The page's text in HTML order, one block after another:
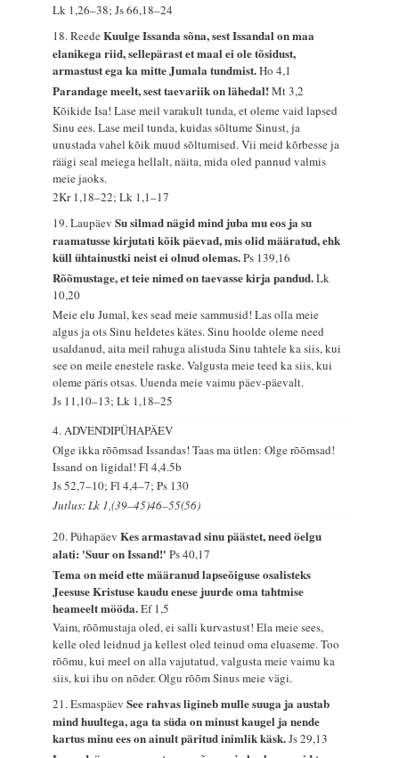
Lk 1,26–38; Js 66,18–24
18. ReedeKuulge Issanda sõna, sest Issandal on maa
elanikega riid, sellepärast et maal ei ole tõsidust,
armastust ega ka mitte Jumala tundmist.Ho 4,1
Parandage meelt, sest taevariik on lähedal!Mt 3,2
Kõikide Isa! Lase meil varakult tunda, et oleme vaid lapsed
Sinu ees. Lase meil tunda, kuidas sõltume Sinust, ja
unustada vahel kõik muud sõltumised. Vii meid kõrbesse ja
räägi seal meiega hellalt, näita, mida oled pannud valmis
meie jaoks.
2Kr 1,18–22; Lk 1,1–17
19. LaupäevSu silmad nägid mind juba mu eos ja su
raamatusse kirjutati kõik päevad, mis olid määratud, ehk
küll ühtainustki neist ei olnud olemas.Ps 139,16
Rõõmustage, et teie nimed on taevasse kirja pandud.Lk
10,20
Meie elu Jumal, kes sead meie sammusid! Las olla meie
algus ja ots Sinu heldetes kätes. Sinu hoolde oleme need
usaldanud, aita meil rahuga alistuda Sinu tahtele ka siis, kui
see on meile enestele raske. Valgusta meie teed ka siis, kui
oleme päris otsas. Uuenda meie vaimu päev-päevalt.
Js 11,10–13; Lk 1,18–25
4. ADVENDIPÜHAPÄEV
Olge ikka rõõmsad Issandas! Taas ma ütlen: Olge rõõmsad!
Issand on ligidal!Fl 4,4.5b
Js 52,7–10; Fl 4,4–7; Ps 130
Jutlus: Lk 1,(39–45)46–55(56)
20. PühapäevKes armastavad sinu päästet, need öelgu
alati: 'Suur on Issand!'Ps 40,17
Tema on meid ette määranud lapseõiguse osalisteks
Jeesuse Kristuse kaudu enese juurde oma tahtmise
heameelt mööda.Ef 1,5
Vaim, rõõmustaja oled, ei salli kurvastust! Ela meie sees,
kelle oled leidnud ja kellest oled teinud oma eluaseme. Too
rõõmu, kui meel on alla vajutatud, valgusta meie vaimu ka
siis, kui ihu on nõder. Olgu rõõm Sinus meie vägi.
21. EsmaspäevSee rahvas ligineb mulle suuga ja austab
mind huultega, aga ta süda on minust kaugel ja nende
kartus minu ees on ainult päritud inimlik käsk.Js 29,13